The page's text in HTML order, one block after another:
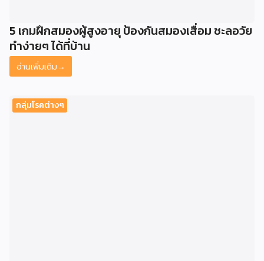
5 เกมฝึกสมองผู้สูงอายุ ป้องกันสมองเสื่อม ชะลอวัย
ทำง่ายๆ ได้ที่บ้าน
อ่านเพิ่มเติม→
กลุ่มโรคต่างๆ